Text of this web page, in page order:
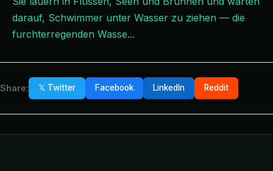
darauf, Schwimmer unter Wasser zu ziehen — die
furchterregenden Wasse...
Share: 𝕏 Twitter Facebook LinkedIn Reddit